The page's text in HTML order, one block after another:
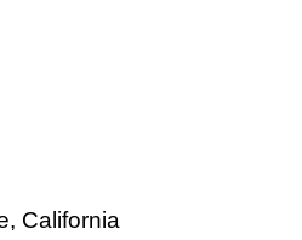
California